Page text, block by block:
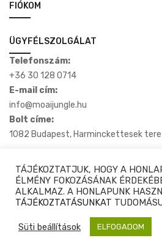
FIÓKOM
ÜGYFÉLSZOLGÁLAT
Telefonszám:
+36 30 128 0714
E-mail cím:
info@moaijungle.hu
Bolt címe:
1082 Budapest, Harminckettesek
Copyright © 2020-2025
TÁJÉKOZTATJUK, HOGY A
ÉLMÉNY FOKOZÁSÁNAK
ALKALMAZ. A HONLAPUNK
TÁJÉKOZTATÁSUNKAT
Süti beállítások ELFOGADOM